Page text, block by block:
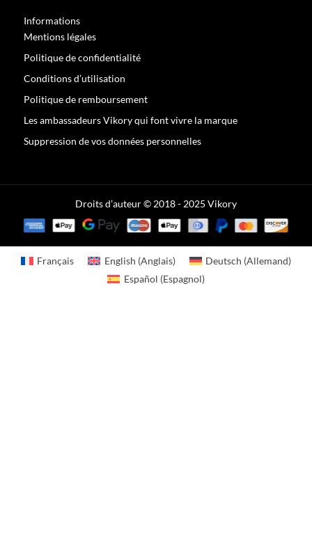
Informations
Mentions légales
Politique de confidentialité
Conditions d’utilisation
Politique de remboursement
Les ambassadeurs Vikory qui font vivre la marque
Suppression de vos données personnelles
Droits d’auteur © 2018 - 2025 Vikory
Français English (Anglais) Deutsch (Allemand)
Español (Espagnol)